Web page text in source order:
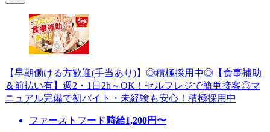
【早朝働ける方歓迎(手当あり)】◎積極採用中◎【食事補助
＆前払い有】週2・1日2h～OK！セルフレジで簡単接客◎マ
ニュアル完備で初バイト・未経験も安心！積極採用中
ファーストフード 時給1,200円〜